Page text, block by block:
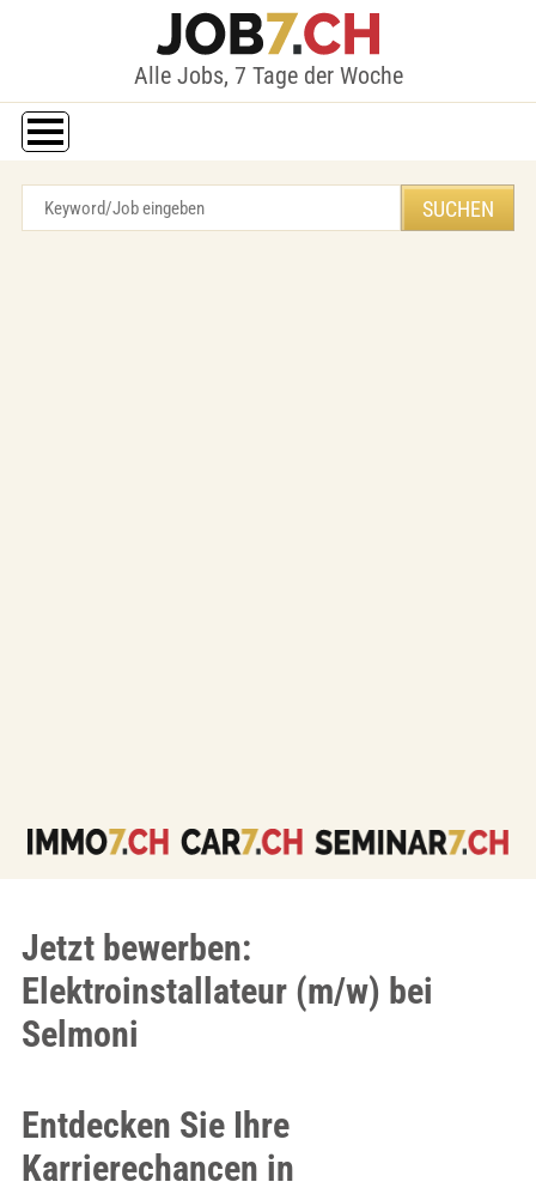
Alle Jobs, 7 Tage der Woche
Jetzt bewerben:
Elektroinstallateur (m/w) bei
Selmoni
Entdecken Sie Ihre
Karrierechancen in